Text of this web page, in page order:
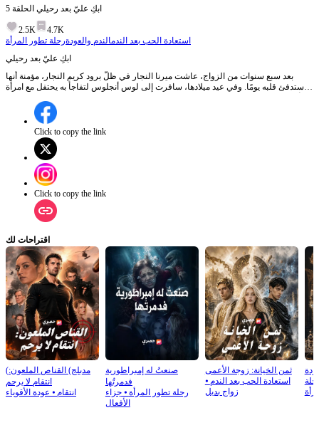
ابكِ عليّ بعد رحيلي الحلقة 5
2.5K
4.7K
استعادة الحب بعد الندمالندم والعودةرحلة تطور المرأة
ابكِ عليّ بعد رحيلي
بعد سبع سنوات من الزواج، عاشت ميرنا النجار في ظلّ برود كريم النجار، مؤمنة أنها
ستدفئ قلبه يومًا. وفي عيد ميلادها، سافرت إلى لوس أنجلوس لتفاجأ به يحتفل مع امرأة
في الباليه. وبينما تصعد نحو الشهرة، يدرك كريم أنه أحبّها طوال الوقت… لكن بعد فوات
الأوان.
Click to copy the link
Click to copy the link
اقتراحات لك
(مدبلج) القناص الملعون:
انتقام لا يرحم
انتقام ⦁ عودة الأقوياء
صنعتُ له إمبراطورية
فدمرتُها
رحلة تطور المرأة ⦁جزاء
الأفعال
ثمن الخيانة: زوجة الأعمى
استعادة الحب بعد الندم ⦁
زواج بديل